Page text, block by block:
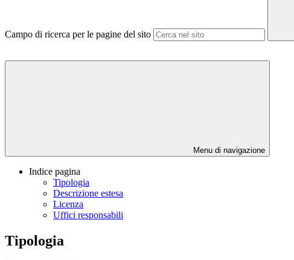
Campo di ricerca per le pagine del sito
Menu di navigazione
Indice pagina
Tipologia
Descrizione estesa
Licenza
Uffici responsabili
Tipologia